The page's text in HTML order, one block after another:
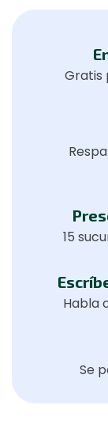
Gratis
15
Habla
Se